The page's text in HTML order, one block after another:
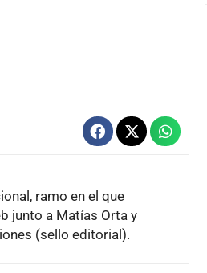
ramo en el que
junto a Matías Orta y
(sello editorial).